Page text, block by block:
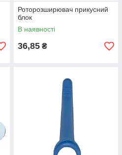
Роторозширювач прикусний
блок
В наявності
36,85 ₴